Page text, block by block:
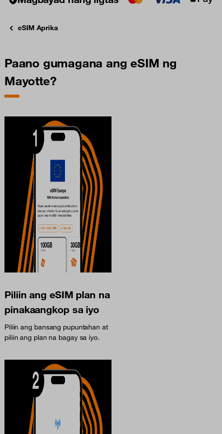
eSIM Aprika
Paano gumagana ang eSIM ng
Mayotte?
Piliin ang eSIM plan na
pinakaangkop sa iyo
Piliin ang bansang pupuntahan at
piliin ang plan na bagay sa iyo.